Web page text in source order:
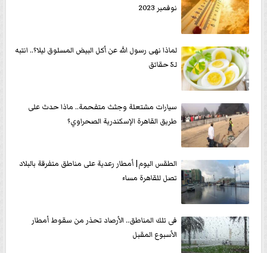
نوفمبر 2023
لماذا نهى رسول الله عن أكل البيض المسلوق ليلا؟.. انتبه
لـ5 حقائق
سيارات مشتعلة وجثث متفحمة.. ماذا حدث على
طريق القاهرة الإسكندرية الصحراوي؟
الطقس اليوم| أمطار رعدية على مناطق متفرقة بالبلاد
تصل للقاهرة مساء
فى تلك المناطق.. الأرصاد تحذر من سقوط أمطار
الأسبوع المقبل